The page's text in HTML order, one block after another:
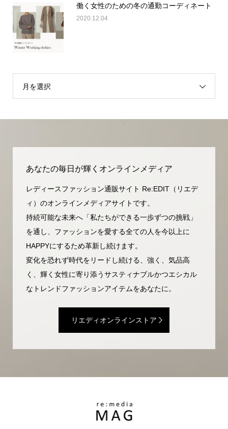
働く女性のための冬の通勤コーディネート
2020.12.04
月を選択
あなたの毎日が輝くオンラインメディア
レディースファッション通販サイト Re:EDIT（リエデ
ィ）のオンラインメディアサイトです。
持続可能な未来へ「私たちができる一歩ずつの挑戦」
を通し、ファッションを愛する全ての人を今以上に
HAPPYにするため革新し続けます。
変化を恐れず時代をリードし続ける、強く、気品高
く、輝く女性に寄り添うサスティナブルかつエシカル
なトレンドファッションアイテムをあなたに。
リエディオンラインストア